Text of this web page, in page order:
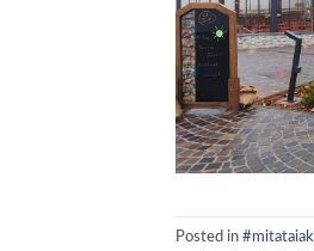
Posted in #mitataiak